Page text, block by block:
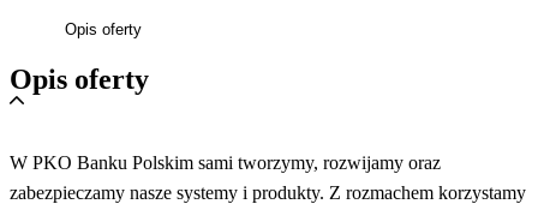
Opis oferty
Opis oferty
W PKO Banku Polskim sami tworzymy, rozwijamy oraz
zabezpieczamy nasze systemy i produkty. Z rozmachem korzystamy